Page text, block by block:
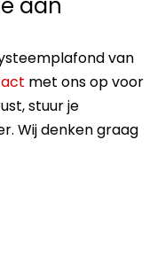
van
met ons op voor
stuur je
Wij denken graag